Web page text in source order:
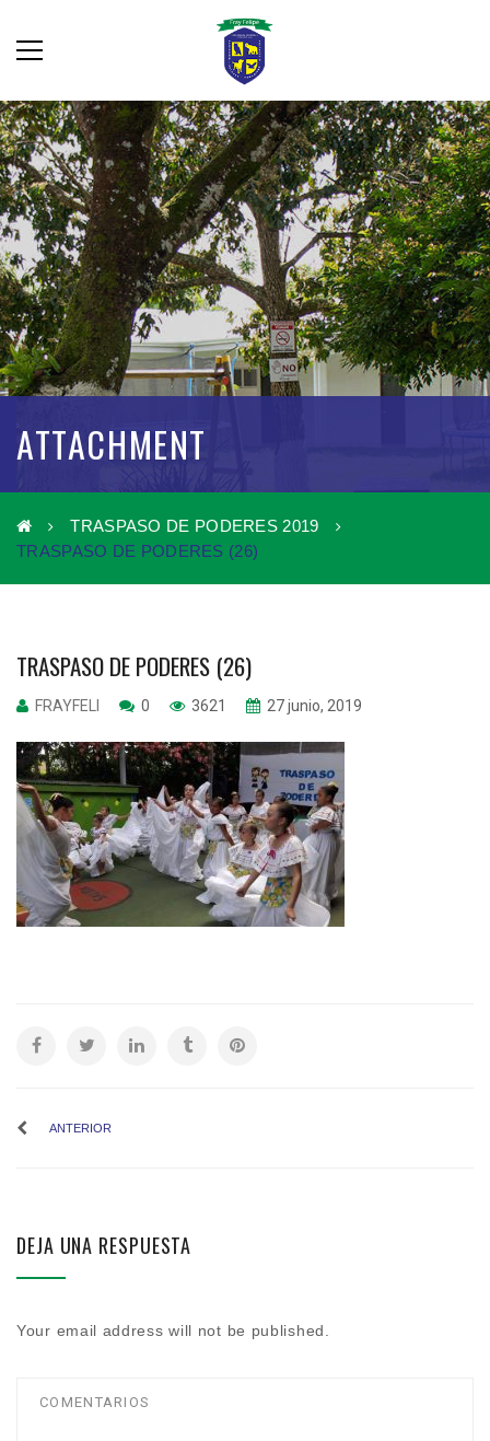
ATTACHMENT
TRASPASO DE PODERES 2019
TRASPASO DE PODERES (26)
TRASPASO DE PODERES (26)
FRAYFELI 0 3621 27 junio, 2019
ANTERIOR
DEJA UNA RESPUESTA
Your email address will not be published.